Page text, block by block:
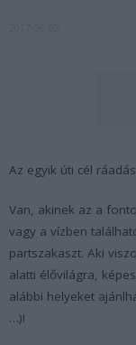
Az egyik úti cél
Van, akinek az a
vagy a vízben
partszakaszt. Aki
alatti élővilágra,
alábbi helyeket
…)!